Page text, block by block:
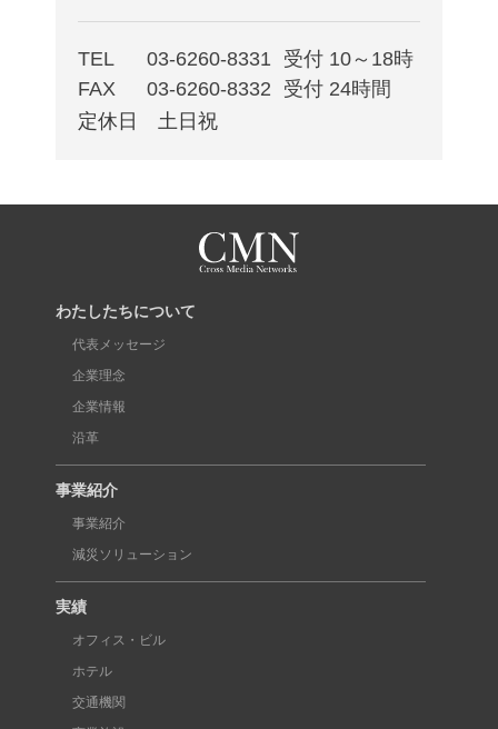
TEL 03-6260-8331
受付 10～18時
FAX
03-6260-8332
受付 24時間
定休日 土日祝
わたしたちについて
代表メッセージ
企業理念
企業情報
沿革
事業紹介
事業紹介
減災ソリューション
実績
オフィス・ビル
ホテル
交通機関